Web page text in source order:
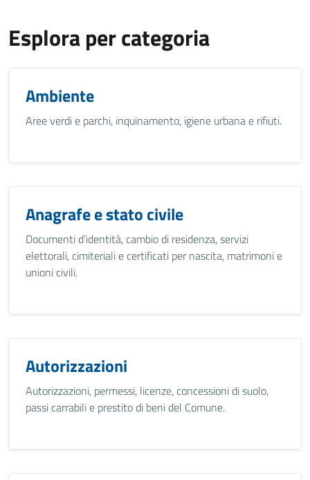
Esplora per categoria
Ambiente
Aree verdi e parchi, inquinamento, igiene urbana e rifiuti.
Anagrafe e stato civile
Documenti d’identità, cambio di residenza, servizi
elettorali, cimiteriali e certificati per nascita, matrimoni e
unioni civili.
Autorizzazioni
Autorizzazioni, permessi, licenze, concessioni di suolo,
passi carrabili e prestito di beni del Comune.